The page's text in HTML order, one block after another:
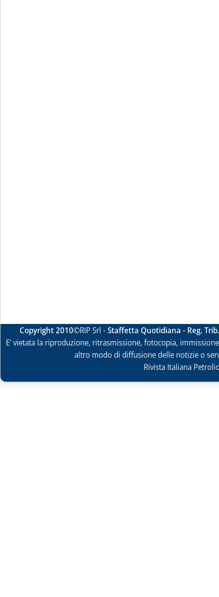
Copyright 2010©RIP Srl -Staffetta Quotidiana - Reg.
E' vietata la riproduzione, ritrasmissione, fotocopia,
altro modo di diffusione delle notizie o
Rivista Italiana